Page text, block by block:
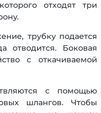
отходят три
трубку подается
отводится. Боковая
с откачиваемой
с помощью
шлангов. Чтобы